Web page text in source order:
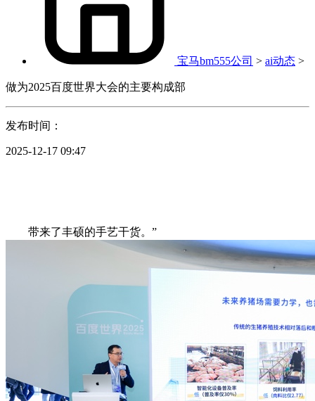
宝马bm555公司 > ai动态 >
做为2025百度世界大会的主要构成部
发布时间：
2025-12-17 09:47
带来了丰硕的手艺干货。”